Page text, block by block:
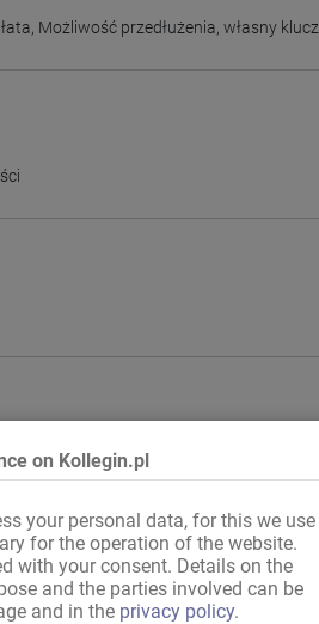
on Kollegin.pl
your personal data, for this we use
for the operation of the website.
with your consent. Details on the
and the parties involved can be
and in the privacy policy.
, Możliwość przedłużenia,własny klucz